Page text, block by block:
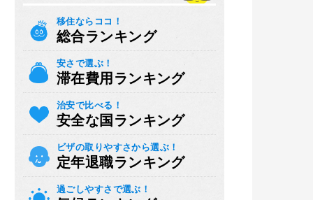
移住ならココ！
総合ランキング
安さで選ぶ！
滞在費用ランキング
治安で比べる！
安全な国ランキング
ビザの取りやすさから選ぶ！
定年退職ランキング
過ごしやすさで選ぶ！